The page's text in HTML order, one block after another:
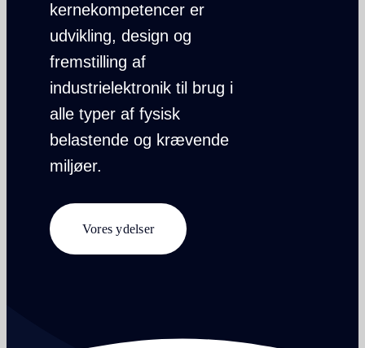
kernekompetencer er
udvikling, design og
fremstilling af
industrielektronik til brug i
alle typer af fysisk
belastende og krævende
miljøer.
Vores ydelser